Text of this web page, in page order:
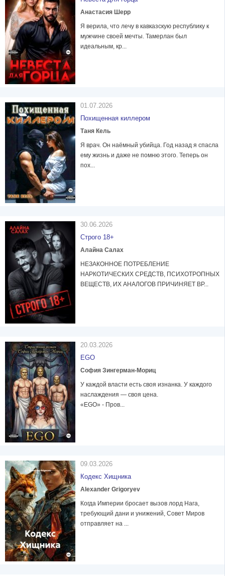
Анастасия Шерр
Я верила, что лечу в кавказскую республику к
мужчине своей мечты. Тамерлан был
идеальным, кр...
01.07.2026
Похищенная киллером
Таня Кель
Я врач. Он наёмный убийца. Год назад я спасла
ему жизнь и даже не помню этого. Теперь он
пох...
30.06.2026
Строго 18+
Алайна Салах
НЕЗАКОННОЕ ПОТРЕБЛЕНИЕ
НАРКОТИЧЕСКИХ СРЕДСТВ, ПСИХОТРОПНЫХ
ВЕЩЕСТВ, ИХ АНАЛОГОВ ПРИЧИНЯЕТ ВР...
20.03.2026
EGO
София Зингерман-Мориц
У каждой власти есть своя изнанка. У каждого
наслаждения — своя цена.
«EGO» - Пров...
09.03.2026
Кодекс Хищника
Alexander Grigoryev
Когда Империи бросает вызов лорд Нага,
требующий дани и унижений, Совет Миров
отправляет на ...